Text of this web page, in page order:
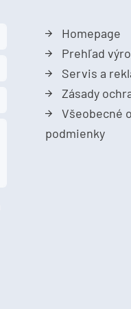
Homepage
Prehľad
Servis a
Zásady
Všeobecné
podmienky